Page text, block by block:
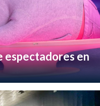
espectadores en